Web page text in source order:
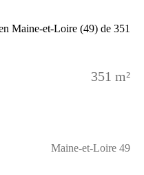
351 m²
Maine-et-Loire 49